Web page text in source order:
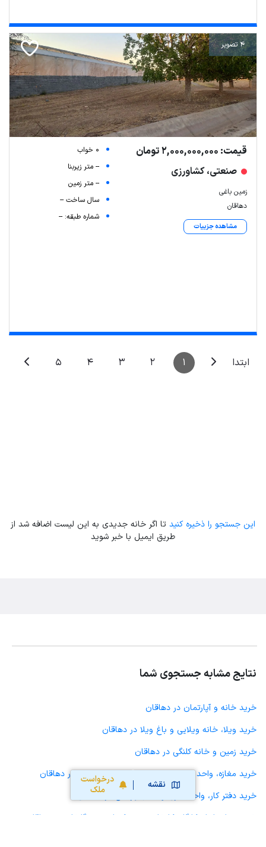
نقشه
درخواست
ملک
4 تصویر
قیمت: 2,000,000,000 تومان
صنعتی، کشاورزی
زمین باغی
دهاقان
مشاهده جزییات
0 خواب
-- متر زیربنا
-- متر زمین
سال ساخت --
شماره طبقه: --
ابتدا 1
2
3
4
5
این جستجو را ذخیره کنید تا اگر خانه جدیدی به این لیست اضافه شد از
طریق ایمیل با خبر شوید
نتایج مشابه جستجوی شما
خرید خانه و آپارتمان در دهاقان
خرید ویلا، خانه ویلایی و باغ ویلا در دهاقان
خرید زمین و خانه کلنگی در دهاقان
خرید مغازه، واحد تجاری، سوپرمارکت و کافه رستوران در دهاقان
خرید دفتر کار، واحد اداری و مطب پزشکی در دهاقان
خرید سوله، انبار، کارگاه، کارخانه، زمین کشاورزی و گلخانه در دهاقان